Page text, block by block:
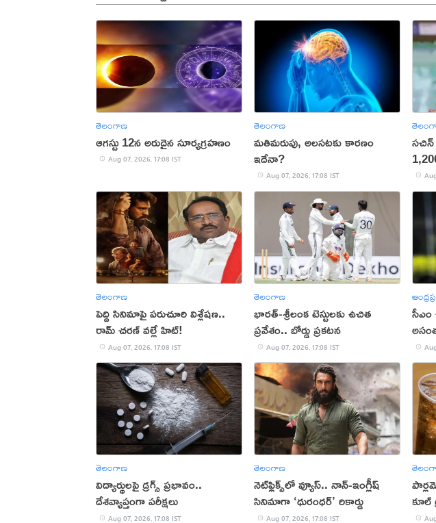
తెలంగాణ
ఆగస్టు 12న అరుదైన సూర్యగ్రహణం
Aug 07, 2026, 17:08 IST
తెలంగాణ
మతిమరుపు, అలసటకు కారణం
ఇదేనా?
Aug 07, 2026, 17:08 IST
సచిన్
తెలంగాణ
పెద్ది సినిమాపై పరుచూరి విశ్లేషణ..
రామ్ చరణ్ వల్లే హిట్!
Aug 07, 2026, 17:08 IST
తెలంగాణ
భారత్-శ్రీలంక టెస్టులకు ఉచిత
ప్రవేశం.. బోర్డు ప్రకటన
Aug 07, 2026, 17:08 IST
సీఎం
తెలంగాణ
విద్యార్థులపై డ్రగ్స్ ప్రభావం..
దేశవ్యాప్తంగా పరీక్షలు
Aug 07, 2026, 17:08 IST
తెలంగాణ
నెట్‌ఫ్లిక్స్‌లో వ్యూస్.. నాన్-ఇంగ్లీష్
సినిమాగా ‘ధురంధర్’ రికార్డు
Aug 07, 2026, 17:08 IST
కూల్